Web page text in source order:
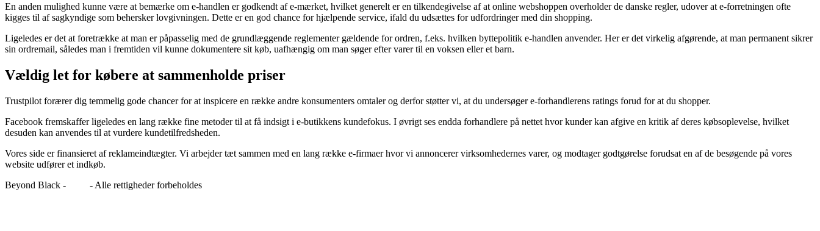
En anden mulighed kunne være at bemærke om e-handlen er godkendt af e-mærket, hvilket generelt er en tilkendegivelse af at online webshoppen overholder de danske regler, udover at e-forretningen ofte
kigges til af sagkyndige som behersker lovgivningen. Dette er en god chance for hjælpende service, ifald du udsættes for udfordringer med din shopping.
Ligeledes er det at foretrække at man er påpasselig med de grundlæggende reglementer gældende for ordren, f.eks. hvilken byttepolitik e-handlen anvender. Her er det virkelig afgørende, at man permanent sikrer
sin ordremail, således man i fremtiden vil kunne dokumentere sit køb, uafhængig om man søger efter varer til en voksen eller et barn.
Vældig let for købere at sammenholde priser
Trustpilot forærer dig temmelig gode chancer for at inspicere en række andre konsumenters omtaler og derfor støtter vi, at du undersøger e-forhandlerens ratings forud for at du shopper.
Facebook fremskaffer ligeledes en lang række fine metoder til at få indsigt i e-butikkens kundefokus. I øvrigt ses endda forhandlere på nettet hvor kunder kan afgive en kritik af deres købsoplevelse, hvilket
desuden kan anvendes til at vurdere kundetilfredsheden.
Vores side er finansieret af reklameindtægter. Vi arbejder tæt sammen med en lang række e-firmaer hvor vi annoncerer virksomhedernes varer, og modtager godtgørelse forudsat en af de besøgende på vores
website udfører et indkøb.
Beyond Black -
- Alle rettigheder forbeholdes